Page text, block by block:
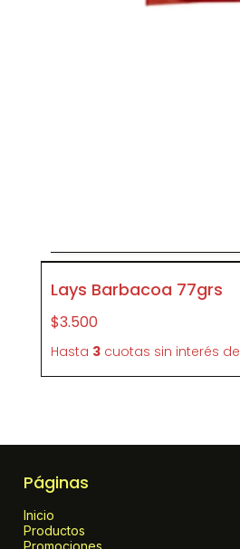
Lays Barbacoa 77grs
$3.500
Hasta 3 cuotas sin interés de
Páginas
Inicio
Productos
Promociones